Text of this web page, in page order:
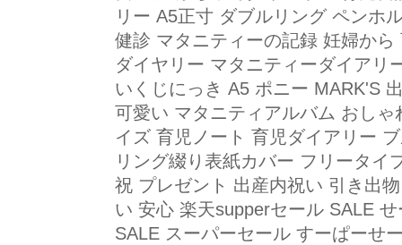
リー A5正寸 ダブルリング ペンホ
健診 マタニティーの記録 妊婦か
ダイヤリー マタニティーダイアリ
いくじにっき A5 ポニー MARK'S
可愛い マタニティアルバム おし
イズ 育児ノート 育児ダイアリー
リング綴り表紙カバー フリータイ
祝 プレゼント 出産内祝い 引き出
い 安心 楽天supperセール SALE
SALE スーパーセール すーぱーせ